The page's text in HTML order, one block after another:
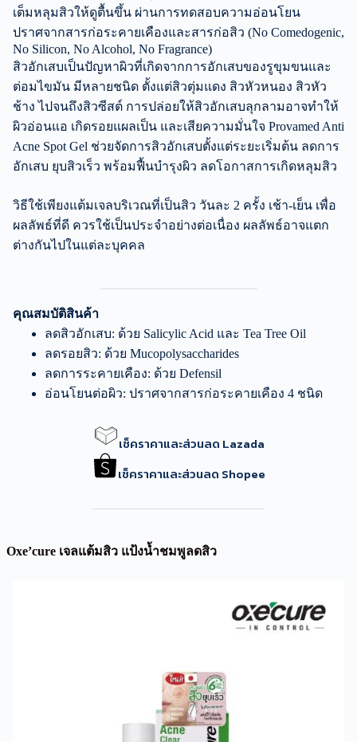
เต็มหลุมสิวให้ดูตื้นขึ้น ผ่านการทดสอบความอ่อนโยน
ปราศจากสารก่อระคายเคืองและสารก่อสิว (No Comedogenic,
No Silicon, No Alcohol, No Fragrance)
สิวอักเสบเป็นปัญหาผิวที่เกิดจากการอักเสบของรูขุมขนและ
ต่อมไขมัน มีหลายชนิด ตั้งแต่สิวตุ่มแดง สิวหัวหนอง สิวหัว
ช้าง ไปจนถึงสิวซีสต์ การปล่อยให้สิวอักเสบลุกลามอาจทำให้
ผิวอ่อนแอ เกิดรอยแผลเป็น และเสียความมั่นใจ Provamed Anti
Acne Spot Gel ช่วยจัดการสิวอักเสบตั้งแต่ระยะเริ่มต้น ลดการ
อักเสบ ยุบสิวเร็ว พร้อมฟื้นบำรุงผิว ลดโอกาสการเกิดหลุมสิว
วิธีใช้เพียงแต้มเจลบริเวณที่เป็นสิว วันละ 2 ครั้ง เช้า-เย็น เพื่อ
ผลลัพธ์ที่ดี ควรใช้เป็นประจำอย่างต่อเนื่อง ผลลัพธ์อาจแตก
ต่างกันไปในแต่ละบุคคล
คุณสมบัติสินค้า
ลดสิวอักเสบ: ด้วย Salicylic Acid และ Tea Tree Oil
ลดรอยสิว: ด้วย Mucopolysaccharides
ลดการระคายเคือง: ด้วย Defensil
อ่อนโยนต่อผิว: ปราศจากสารก่อระคายเคือง 4 ชนิด
เช็คราคาและส่วนลด Lazada
เช็คราคาและส่วนลด Shopee
Oxe’cure เจลแต้มสิว แป้งน้ำชมพูลดสิว